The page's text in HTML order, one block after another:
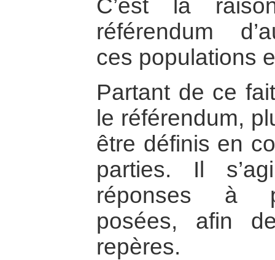
C’est la
référendum
ces populations
Partant de ce
le référendum,
être définis en
parties. Il
réponses à
posées, afin
repères.